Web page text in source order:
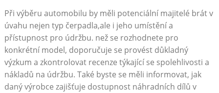
Při výběru automobilu by měli potenciální ​majitelé brát v
úvahu nejen typ čerpadla,ale i ⁤jeho umístění a
přístupnost pro údržbu. než se rozhodnete pro
‍konkrétní model, doporučuje‍ se provést ‌důkladný
výzkum a zkontrolovat recenze⁤ týkající se spolehlivosti a
nákladů na údržbu. ⁣Také byste se měli informovat, jak
daný výrobce zajišťuje ⁤dostupnost náhradních dílů v